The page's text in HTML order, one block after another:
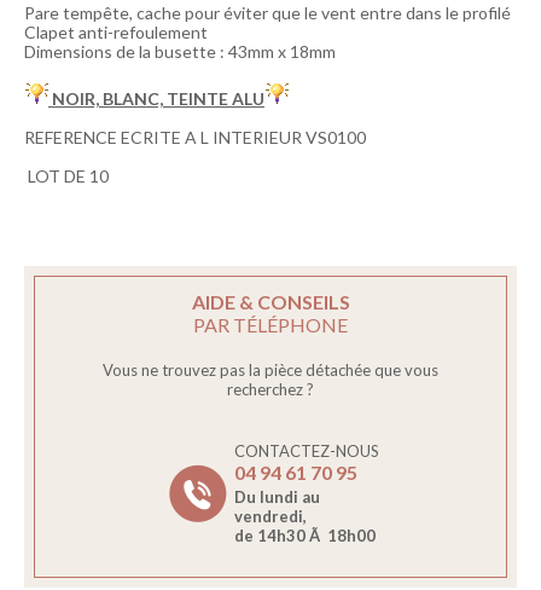
Pare tempête, cache pour éviter que le vent entre dans le profilé
Clapet anti-refoulement
Dimensions de la busette : 43mm x 18mm
NOIR, BLANC, TEINTE ALU
REFERENCE ECRITE A L INTERIEUR VS0100
LOT DE 10
AIDE & CONSEILS
PAR TÉLÉPHONE
Vous ne trouvez pas la pièce détachée que vous
recherchez ?
CONTACTEZ-NOUS
04 94 61 70 95
Du lundi au
vendredi,
de 14h30 Ã 18h00